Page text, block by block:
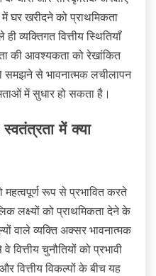
घर खरीदने को प्राथमिकता
व्यक्तिगत वित्तीय स्थितियाँ
की आवश्यकता को रेखांकित
समझने से भावनात्मक लचीलापन
में सुधार हो सकता है।
स्वतंत्रता में क्या
महत्वपूर्ण रूप से प्रभावित करते
लक्ष्यों को प्राथमिकता देने के
वाले व्यक्ति अक्सर भावनात्मक
चुनौतियों को प्रभावी
वित्तीय विकल्पों के बीच यह